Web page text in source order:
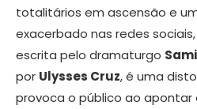
totalitários em ascensão e
exacerbado nas redes
escrita pelo dramaturgo
por Ulysses Cruz, é uma
provoca o público ao apontar